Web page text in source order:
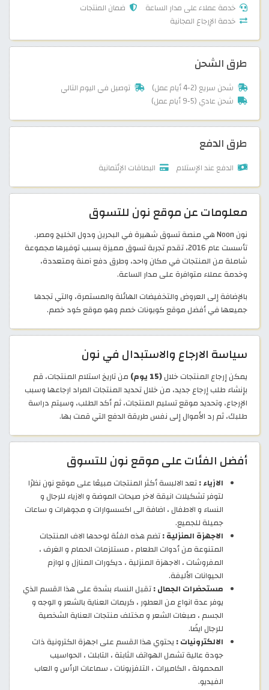
خدمة عملاء على مدار الساعة
ضمان المنتجات
خدمة الإرجاع المجانية
طرق الشحن
شحن سريع (2-4 أيام عمل)
توصيل في اليوم التالي
شحن عادي (5-9 أيام عمل)
طرق الدفع
الدفع عند الإستلام البطاقات الإئتمانية
معلومات عن موقع نون للتسوق
نون Noon هي منصة تسوق شهيرة في البحرين ودول الخليج ومصر.
تأسست عام 2016، تقدم تجربة تسوق مميزة بسبب توفيرها مجموعة
شاملة من المنتجات في مكان واحد، وطرق دفع آمنة ومتعددة،
وخدمة عملاء متوافرة على مدار الساعة.
بالإضافة إلى العروض والتخفيضات الهائلة والمستمرة، والتي تجدها
جميعها في أفضل موقع كوبونات خصم وهو موقع كود خصم.
سياسة الارجاع والاستبدال في نون
يمكن إرجاع المنتجات خلال(15 يوم)
من تاريخ استلام المنتجات، قم
بإنشاء طلب إرجاع جديد، من خلال تحديد المنتجات المراد ارجاعها وسبب
الإرجاع، وتحديد موقع تسليم المنتجات، ثم أكد الطلب، وسيتم دراسة
طلبك، ثم رد الأموال إلى نفس طريقة الدفع التي قمت بها.
أفضل الفئات على موقع نون للتسوق
الازياء :تعد الالبسة أكثر المنتجات مبيعًا على موقع نون نظرًا
لتوفر تشكيلات انيقة لاخر صيحات الموضة و الازياء للرجال و
النساء و الاطفال ، اضافة الى اكسسوارات و مجوهرات و ساعات
جميلة للجميع.
الاجهزة المنزلية :تضم هذه الفئة لوحدها الاف المنتجات
المتنوعة من أدوات الطعام ، مستلزمات الحمام و الغرف ،
المفروشات ، الاجهزة المنزلية ، ديكورات المنازل و لوازم
الحيوانات الأليفة.
مستحضرات الجمال :تقبل النساء بشدة على هذا القسم الذي
يوفر عدة انواع من العطور ، كريمات العناية بالشعر و الوجه و
الجسم ، صبغات الشعر و مختلف منتجات العناية الشخصية
للرجال ايضًا.
الالكترونيات : يحتوي هذا القسم على اجهزة الكترونية ذات
جودة عالية تشمل الهواتف الثابتة ، التابلت ، الحواسيب
المحمولة ، الكاميرات ، التلفزيونات ، سماعات الرأس و العاب
الفيديو.